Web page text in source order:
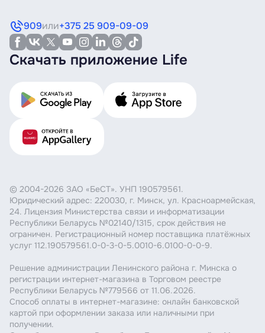
909или+375 25 909-09-09
Скачать приложение Life
© 2004-2026 ЗАО «БеСТ». УНП 190579561.
Юридический адрес: 220030, г. Минск, ул. Красноармейская,
24. Лицензия Министерства связи и информатизации
Республики Беларусь №02140/1315, срок действия не
ограничен. Регистрационный номер поставщика платёжных
услуг 112.190579561.0-0-3-0-5.0010-6.0100-0-0-9.
Решение администрации Ленинского района г. Минска о
регистрации интернет-магазина в Торговом реестре
Республики Беларусь №779566 от 11.06.2026.
Способ оплаты в интернет-магазине: онлайн банковской
картой при оформлении заказа или наличными при
получении.